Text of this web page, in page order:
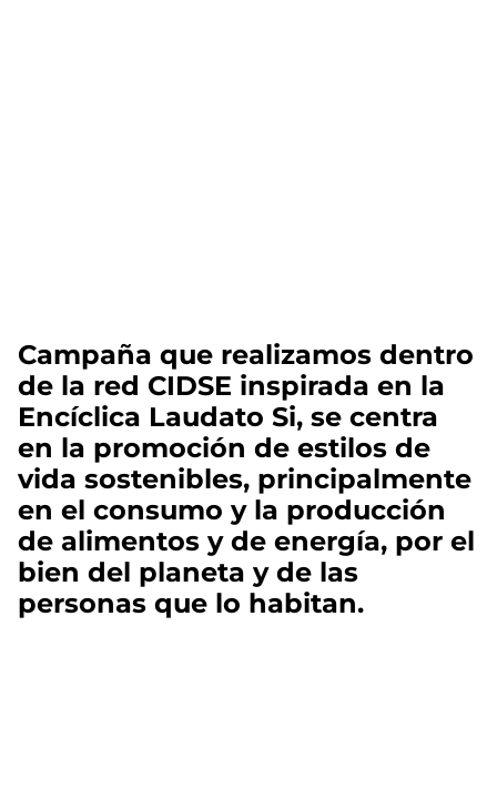
Campaña que realizamos dentro
de la red CIDSE inspirada en la
Encíclica Laudato Si, se centra
en la promoción de estilos de
vida sostenibles, principalmente
en el consumo y la producción
de alimentos y de energía, por el
bien del planeta y de las
personas que lo habitan.